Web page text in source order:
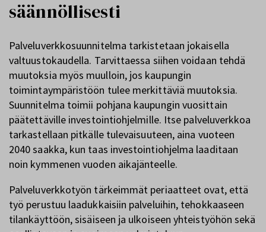
säännöllisesti
Palveluverkkosuunnitelma tarkistetaan jokaisella
valtuustokaudella. Tarvittaessa siihen voidaan tehdä
muutoksia myös muulloin, jos kaupungin
toimintaympäristöön tulee merkittäviä muutoksia.
Suunnitelma toimii pohjana kaupungin vuosittain
päätettäville investointiohjelmille. Itse palveluverkkoa
tarkastellaan pitkälle tulevaisuuteen, aina vuoteen
2040 saakka, kun taas investointiohjelma laaditaan
noin kymmenen vuoden aikajänteelle.
Palveluverkkotyön tärkeimmät periaatteet ovat, että
työ perustuu laadukkaisiin palveluihin, tehokkaaseen
tilankäyttöön, sisäiseen ja ulkoiseen yhteistyöhön sekä